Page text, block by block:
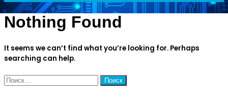
for
Nothing Found
It seems we can’t find what you’re looking for. Perhaps
searching can help.
Найти: